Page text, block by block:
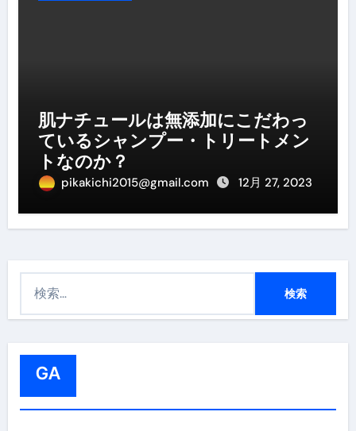
肌ナチュールは無添加にこだわっ
ているシャンプー・トリートメン
トなのか？
pikakichi2015@gmail.com 12月 27, 2023
GA